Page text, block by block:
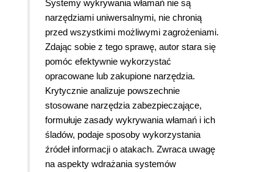
Systemy wykrywania włamań nie są
narzędziami uniwersalnymi, nie chronią
przed wszystkimi możliwymi zagrożeniami.
Zdając sobie z tego sprawę, autor stara się
pomóc efektywnie wykorzystać
opracowane lub zakupione narzędzia.
Krytycznie analizuje powszechnie
stosowane narzędzia zabezpieczające,
formułuje zasady wykrywania włamań i ich
śladów, podaje sposoby wykorzystania
źródeł informacji o atakach. Zwraca uwagę
na aspekty wdrażania systemów